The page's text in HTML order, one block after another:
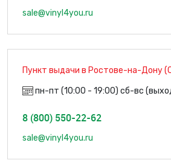
sale@vinyl4you.ru
Пункт выдачи в Ростове-на-Дону
пн-пт (10:00 - 19:00) сб-вс
8 (800) 550-22-62
sale@vinyl4you.ru